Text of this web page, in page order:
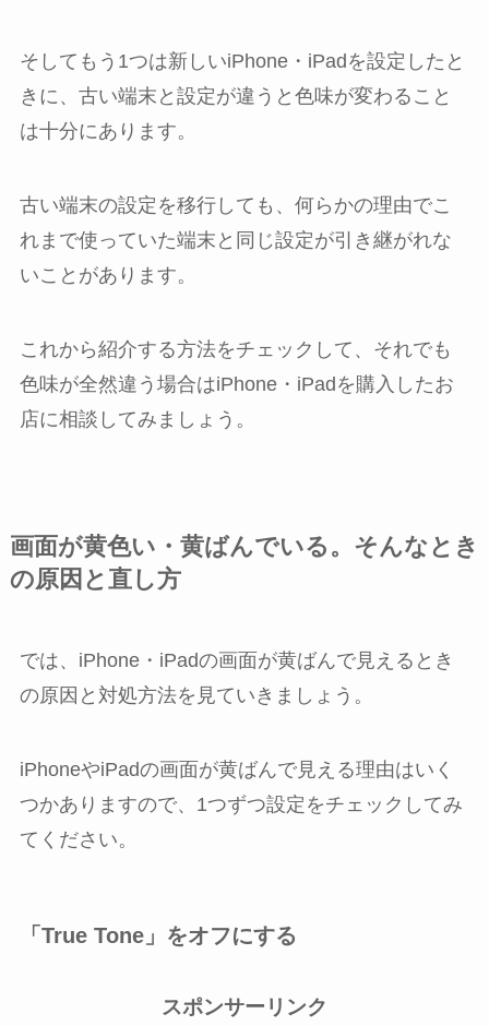
そしてもう1つは新しいiPhone・iPadを設定したと
きに、古い端末と設定が違うと色味が変わること
は十分にあります。
古い端末の設定を移行しても、何らかの理由でこ
れまで使っていた端末と同じ設定が引き継がれな
いことがあります。
これから紹介する方法をチェックして、それでも
色味が全然違う場合はiPhone・iPadを購入したお
店に相談してみましょう。
画面が黄色い・黄ばんでいる。そんなとき
の原因と直し方
では、iPhone・iPadの画面が黄ばんで見えるとき
の原因と対処方法を見ていきましょう。
iPhoneやiPadの画面が黄ばんで見える理由はいく
つかありますので、1つずつ設定をチェックしてみ
てください。
「True Tone」をオフにする
スポンサーリンク